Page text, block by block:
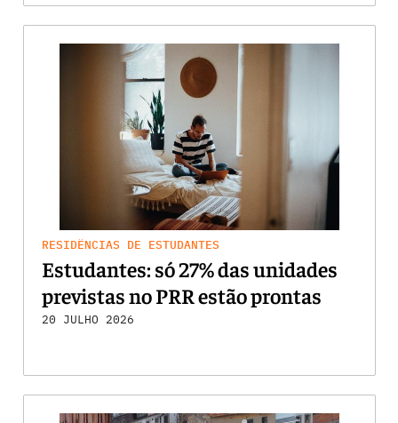
RESIDÊNCIAS DE ESTUDANTES
Estudantes: só 27% das unidades
previstas no PRR estão prontas
20 JULHO 2026